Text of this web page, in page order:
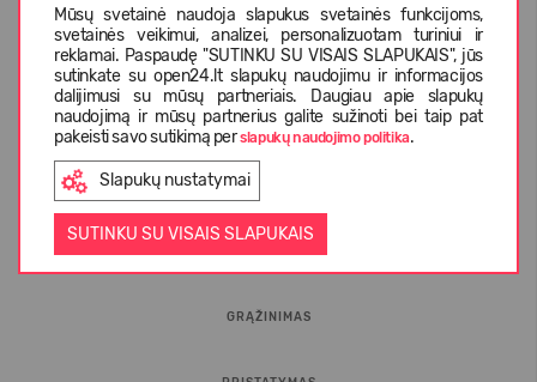
Mūsų svetainė naudoja slapukus svetainės funkcijoms,
svetainės veikimui, analizei, personalizuotam turiniui ir
reklamai. Paspaudę "SUTINKU SU VISAIS SLAPUKAIS", jūs
sutinkate su open24.lt slapukų naudojimu ir informacijos
dalijimusi su mūsų partneriais. Daugiau apie slapukų
naudojimą ir mūsų partnerius galite sužinoti bei taip pat
pakeisti savo sutikimą perslapukų naudojimo politika.
Slapukų nustatymai
SUTINKU SU VISAIS SLAPUKAIS
INFORMACIJA PIRKĖJUI
GRĄŽINIMAS